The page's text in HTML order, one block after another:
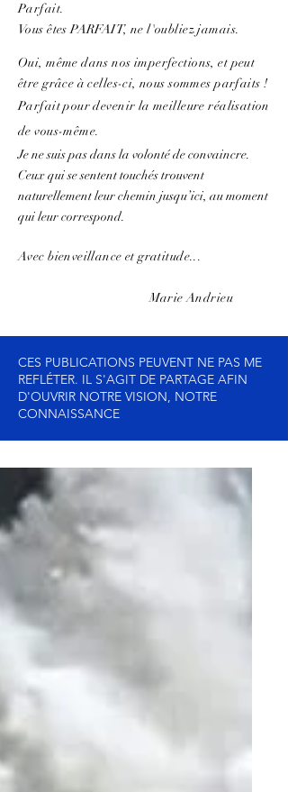
Parfait.
Vous êtes PARFAIT, ne l'oubliez jamais.
Oui, même dans nos imperfections, et peut
être grâce à celles-ci, nous sommes parfaits !
Parfait pour devenir la meilleure réalisation
de vous-même.
Je ne suis pas dans la volonté de convaincre.
Ceux qui se sentent touchés trouvent
naturellement leur chemin jusqu’ici, au moment
qui leur correspond.
Avec bienveillance et gratitude...
Marie Andrieu
CES PUBLICATIONS PEUVENT NE PAS ME
REFLÉTER. IL S'AGIT DE PARTAGE AFIN
D'OUVRIR NOTRE VISION, NOTRE
CONNAISSANCE